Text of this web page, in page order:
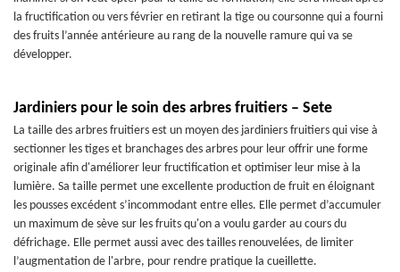
la fructification ou vers février en retirant la tige ou coursonne qui a fourni
des fruits l’année antérieure au rang de la nouvelle ramure qui va se
développer.
Jardiniers pour le soin des arbres fruitiers – Sete
La taille des arbres fruitiers est un moyen des jardiniers fruitiers qui vise à
sectionner les tiges et branchages des arbres pour leur offrir une forme
originale afin d'améliorer leur fructification et optimiser leur mise à la
lumière. Sa taille permet une excellente production de fruit en éloignant
les pousses excédent s’incommodant entre elles. Elle permet d’accumuler
un maximum de sève sur les fruits qu'on a voulu garder au cours du
défrichage. Elle permet aussi avec des tailles renouvelées, de limiter
l’augmentation de l'arbre, pour rendre pratique la cueillette.